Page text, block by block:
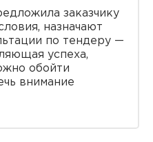
заказчику
назначают
по тендеру —
успеха,
обойти
внимание